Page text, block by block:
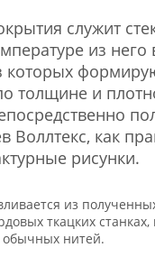
служит
из него
которых
толщине и
Воллтекс, как
рисунки.
из
ткацких станках,
обычных нитей.